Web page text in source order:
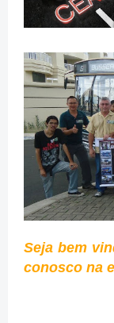
Seja bem
conosco na